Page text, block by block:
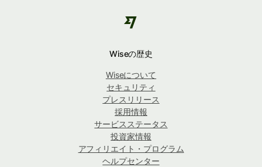
Wiseの歴史
Wiseについて
セキュリティ
プレスリリース
採用情報
サービスステータス
投資家情報
アフィリエイト・プログラム
ヘルプセンター